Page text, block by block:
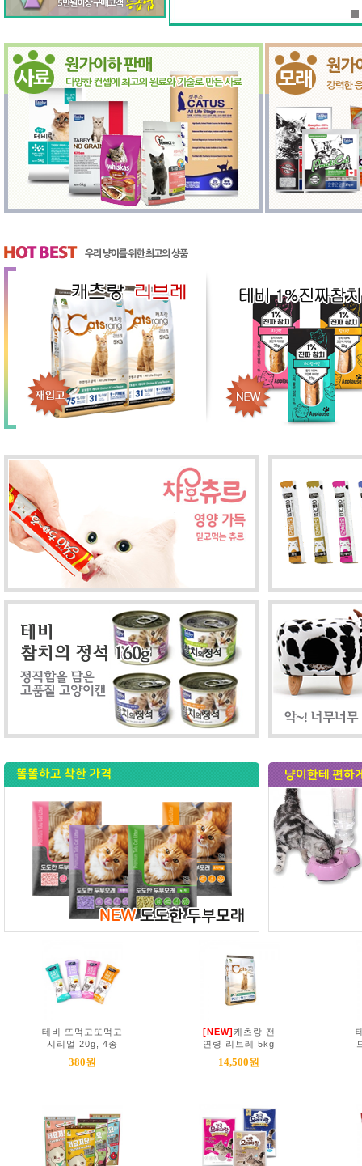
테비 또먹고또먹고
시리얼 20g, 4종
380원
[NEW]캐츠랑 전
연령 리브레 5kg
14,500원